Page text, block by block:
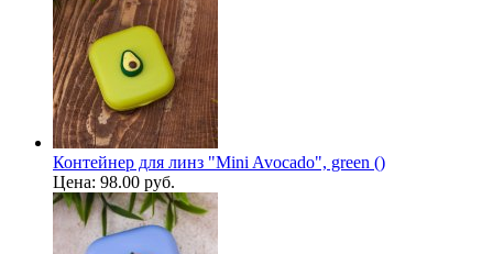
Контейнер для линз "Mini Avocado", green ()
Цена: 98.00 руб.